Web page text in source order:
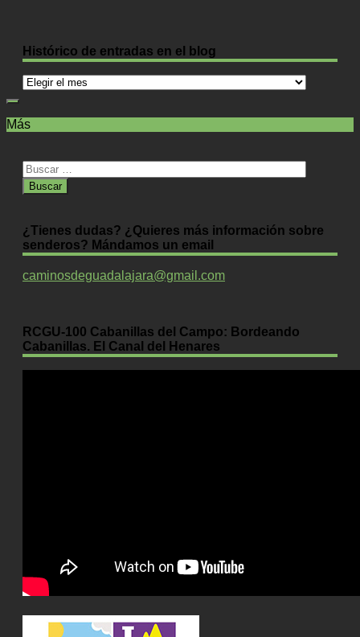
Histórico de entradas en el blog
Histórico
en
Más
Buscar:
¿Tienes dudas? ¿Quieres más información sobre
senderos? Mándamos un email
caminosdeguadalajara@gmail.com
RCGU-100 Cabanillas del Campo: Bordeando
Cabanillas. El Canal del Henares